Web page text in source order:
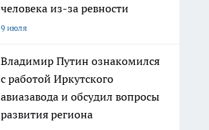
человека из-за ревности
9 июля
Владимир Путин ознакомился
с работой Иркутского
авиазавода и обсудил вопросы
развития региона